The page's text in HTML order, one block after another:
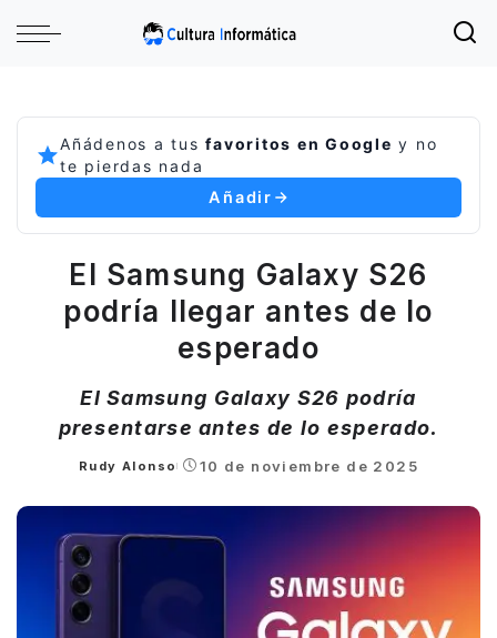
Añádenos a tusfavoritos en Google y no
te pierdas nada
Añadir
El Samsung Galaxy S26
podría llegar antes de lo
esperado
El Samsung Galaxy S26 podría
presentarse antes de lo esperado.
Posted
Rudy Alonso 10 de noviembre de 2025